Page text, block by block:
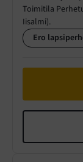
Toimitila
Iisalmi).
Ero